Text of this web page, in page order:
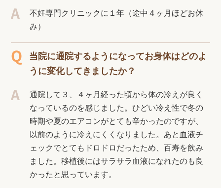
不妊専門クリニックに１年（途中４ヶ月ほどお休
み）
当院に通院するようになってお身体はどのよ
うに変化してきましたか？
通院して３、４ヶ月経った頃から体の冷えが良く
なっているのを感じました。ひどい冷え性で冬の
時期や夏のエアコンがとても辛かったのですが、
以前のように冷えにくくなりました。あと血液チ
ェックでとてもドロドロだったため、百寿を飲み
ました。移植後にはサラサラ血液になれたのも良
かったと思っています。